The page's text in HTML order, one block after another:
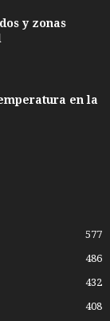
y zonas
en la
577
486
432
408